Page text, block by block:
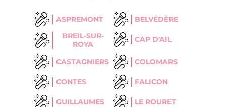
ASPREMONT
BELVÉDÈRE
BREIL-SUR-
ROYA
CAP D'AIL
CASTAGNIERS COLOMARS
CONTES FALICON
GUILLAUMES
LE ROURET